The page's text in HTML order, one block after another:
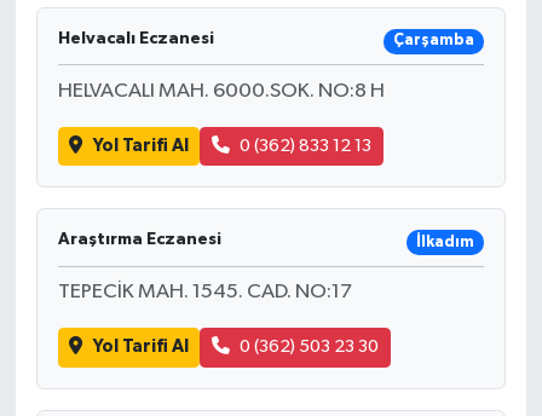
Helvacalı Eczanesi Çarşamba
HELVACALI MAH. 6000.SOK. NO:8 H
Yol Tarifi Al 0 (362) 833 12 13
Araştırma Eczanesi İlkadım
TEPECİK MAH. 1545. CAD. NO:17
Yol Tarifi Al 0 (362) 503 23 30